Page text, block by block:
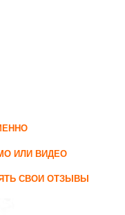
ИЛИ ВИДЕО
СВОИ ОТЗЫВЫ